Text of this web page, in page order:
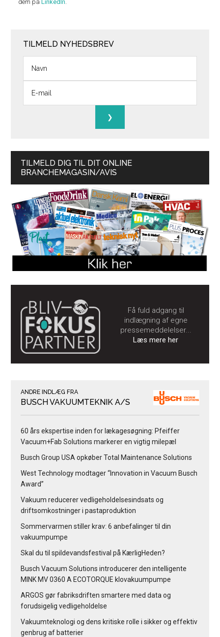
dem på LinkedIn.
TILMELD NYHEDSBREV
TILMELD DIG TIL DIT ONLINE
BRANCHEMAGASIN/AVIS
Få fuld adgang til
indlægning af egne
pressemeddelelser...
Læs mere her
ANDRE INDLÆG FRA
BUSCH VAKUUMTEKNIK A/S
60 års ekspertise inden for lækagesøgning: Pfeiffer
Vacuum+Fab Solutions markerer en vigtig milepæl
Busch Group USA opkøber Total Maintenance Solutions
West Technology modtager “Innovation in Vacuum Busch
Award”
Vakuum reducerer vedligeholdelsesindsats og
driftsomkostninger i pastaproduktion
Sommervarmen stiller krav: 6 anbefalinger til din
vakuumpumpe
Skal du til spildevandsfestival på KærligHeden?
Busch Vacuum Solutions introducerer den intelligente
MINK MV 0360 A ECOTORQUE klovakuumpumpe
ARGOS gør fabriksdriften smartere med data og
forudsigelig vedligeholdelse
Vakuumteknologi og dens kritiske rolle i sikker og effektiv
genbrug af batterier